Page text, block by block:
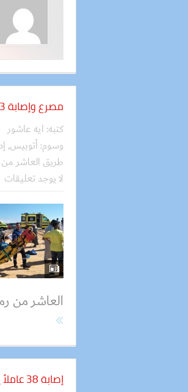
مصرع وإصابة 13 شخصًا إثر وقوع حادث انقلاب أتوبيس
كتبه: ايه عاشور
وسوم: أتوبيس,
طريق العاشر
لا يوجد تعليقات
العاشر من
إصابة 38 عاملاً إثر اندلاع حريق داخل أحد المصانع